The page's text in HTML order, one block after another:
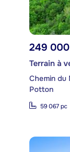
249
Terrain à
Chemin du
Potton
59 067 pc